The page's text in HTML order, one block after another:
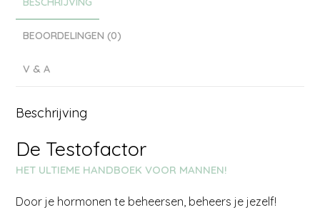
BEOORDELINGEN (0)
V & A
Beschrijving
De Testofactor
HET ULTIEME HANDBOEK VOOR MANNEN!
Door je hormonen te beheersen, beheers je jezelf!